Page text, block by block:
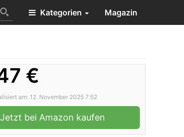
Kategorien Magazin
€
am: 12. November 2025 7:52
Jetzt bei Amazon kaufen